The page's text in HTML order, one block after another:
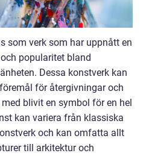
som verk som har uppnått en
popularitet bland
Dessa konstverk kan
för återgivningar och
blivit en symbol för en hel
kan variera från klassiska
och kan omfatta allt
till arkitektur och